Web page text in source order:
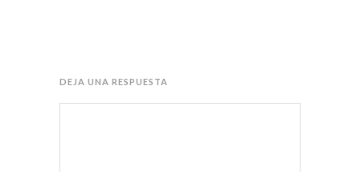
DEJA UNA RESPUESTA